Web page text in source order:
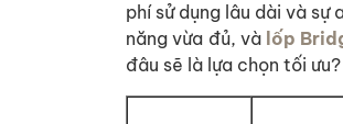
phí sử dụng lâu dài và
năng vừa đủ, và lốp
đâu sẽ là lựa chọn tối